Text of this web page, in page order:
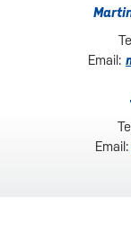
Email:
Email: